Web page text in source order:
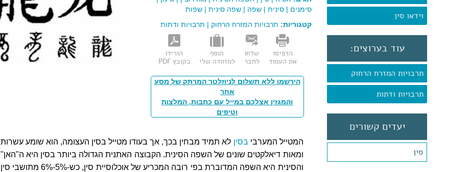
וידאו סין
עוד בערוצים:
תרבויות המזרח הרחוק
תרבויות ודתות
יעדים קשורים
סין
סימנים | סינית| שפה | שפה סינית| שפות
קטגוריות: תרבויות המזרח הרחוק| תרבויות ודתות
הדפיסו
את העמוד
שלחו
לחבר
הוסף
למזוודה שלי
הורידו
כקובץ PDF
הירשמו ללא תשלום לניוזלטר המרתק של מסע
אחר
והמגזין אצלכם במייל עם כתבות, המלצות
וטיפים
המטייל המערבי בסין לא תמיד מבחין בכך, אך בעודו מטייל בסין העצומה, הוא שומע עשרות
ומאות דיאלקטים שונים של השפה הסינית. הקבוצה האתנית הגדולה ביותר בסין היא ה"האן"
והסינית היא השפה המדוברת בפי רובה המכריע של אוכלוסיית סין, כש-5%-6% מתושבי סין